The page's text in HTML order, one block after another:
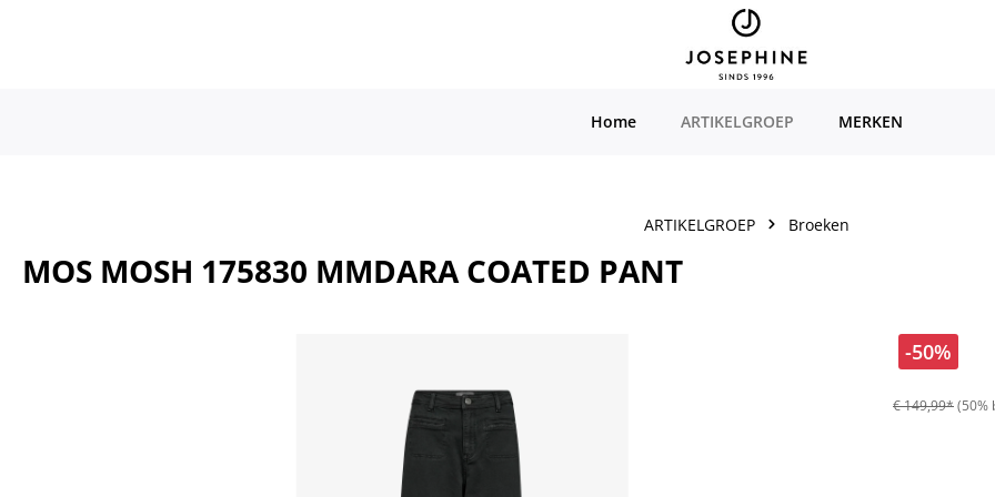
Home ARTIKELGROEP MERKEN
ARTIKELGROEP Broeken
MOS MOSH 175830 MMDARA COATED PANT
-50%
€ 149,99*(50%